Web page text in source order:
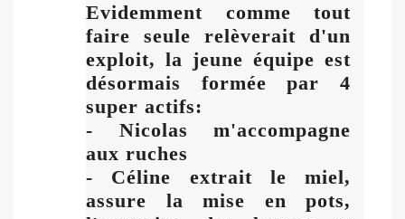
Evidemment comme tout
faire seule relèverait d'un
exploit, la jeune équipe est
désormais formée par 4
super actifs:
- Nicolas m'accompagne
aux ruches
- Céline extrait le miel,
assure la mise en pots,